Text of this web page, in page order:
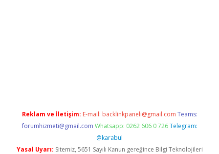
Reklam ve İletişim: E-mail: backlinkpaneli@gmail.com Teams:
forumhizmeti@gmail.com Whatsapp: 0262 606 0 726 Telegram:
@karabul
Yasal Uyarı: Sitemiz, 5651 Sayılı Kanun gereğince Bilgi Teknolojileri